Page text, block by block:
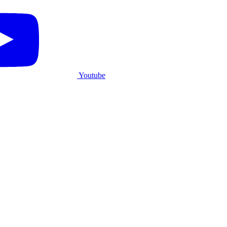
Youtube